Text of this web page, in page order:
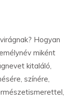
Hogyan
miként
kitaláló,
színére,